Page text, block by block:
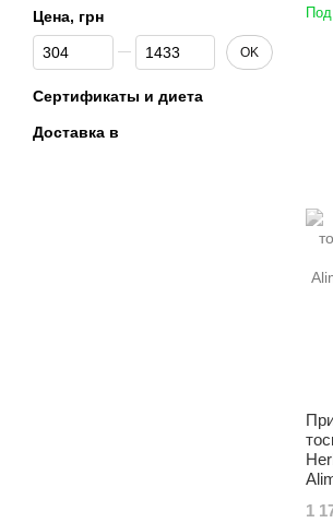
1
Цена, грн
От Цена, грн
До Цена, грн OK
Сертификаты и диета
Доставка в